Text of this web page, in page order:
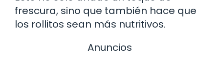
frescura, sino que también hace que
los rollitos sean más nutritivos.
Anuncios